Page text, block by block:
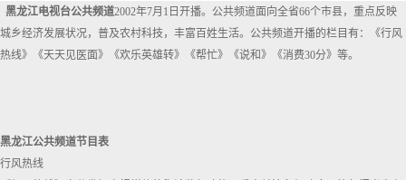
黑龙江电视台公共频道2002年7月1日开播。公共频道面向全省66个市县，重点反映
城乡经济发展状况，普及农村科技，丰富百姓生活。公共频道开播的栏目有：《行风
热线》《天天见医面》《欢乐英雄转》《帮忙》《说和》《消费30分》等。
黑龙江公共频道节目表
行风热线